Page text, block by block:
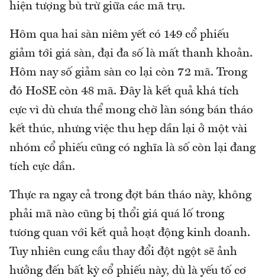
hiện tượng bù trừ giữa các mã trụ.
Hôm qua hai sàn niêm yết có 149 cổ phiếu
giảm tới giá sàn, đại đa số là mất thanh khoản.
Hôm nay số giảm sàn co lại còn 72 mã. Trong
đó HoSE còn 48 mã. Đây là kết quả khá tích
cực vì dù chưa thể mong chờ làn sóng bán tháo
kết thúc, nhưng việc thu hẹp dần lại ở một vài
nhóm cổ phiếu cũng có nghĩa là số còn lại đang
tích cực dần.
Thực ra ngay cả trong đợt bán tháo này, không
phải mã nào cũng bị thổi giá quá lố trong
tương quan với kết quả hoạt động kinh doanh.
Tuy nhiên cung cầu thay đổi đột ngột sẽ ảnh
hưởng đến bất kỳ cổ phiếu này, dù là yếu tố cơ